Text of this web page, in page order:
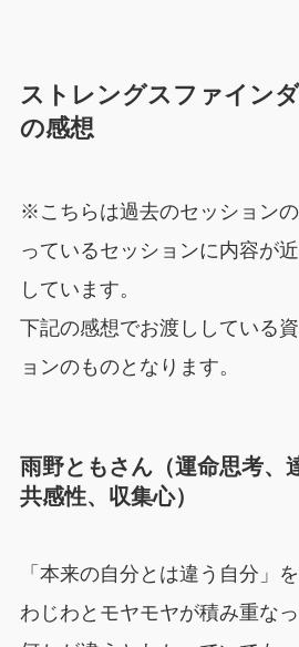
ストレングスファイン
の感想
※こちらは過去のセッション
っているセッションに内容が
しています。
下記の感想でお渡ししている
ョンのものとなります。
雨野ともさん（運命思考、
共感性、収集心）
「本来の自分とは違う自分」
わじわとモヤモヤが積み重なっ